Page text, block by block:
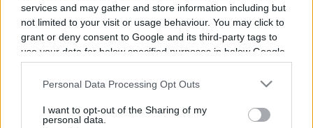
services and may gather and store information including but
not limited to your visit or usage behaviour. You may click to
grant or deny consent to Google and its third-party tags to
use your data for below specified purposes in below Google
consent section.
Personal Data Processing Opt Outs
I want to opt-out of the Sharing of my
personal data.
Programme TV Rugby>Pro D2> Aurillac - Oyonnax